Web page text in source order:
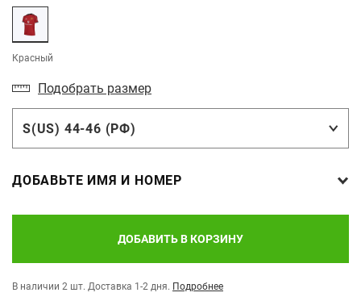
Красный
Подобрать размер
S(US) 44-46 (РФ)
ДОБАВЬТЕ ИМЯ И НОМЕР
ДОБАВИТЬ В КОРЗИНУ
В наличии 2 шт. Доставка 1-2 дня. Подробнее